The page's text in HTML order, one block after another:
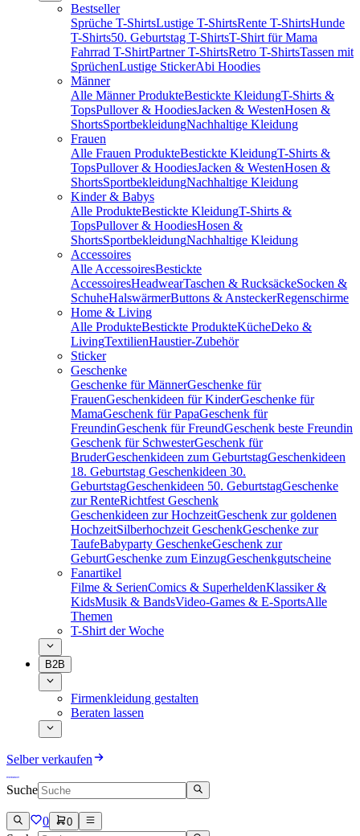
Bestseller
Sprüche T-ShirtsLustige T-ShirtsRente T-ShirtsHunde
T-Shirts50. Geburtstag T-ShirtsT-Shirt für Mama
Fahrrad T-ShirtPartner T-ShirtsRetro T-ShirtsTassen mit
SprüchenLustige StickerAbi Hoodies
Männer
Alle Männer ProdukteBestickte KleidungT-Shirts &
TopsPullover & HoodiesJacken & WestenHosen &
ShortsSportbekleidungNachhaltige Kleidung
Frauen
Alle Frauen ProdukteBestickte KleidungT-Shirts &
TopsPullover & HoodiesJacken & WestenHosen &
ShortsSportbekleidungNachhaltige Kleidung
Kinder & Babys
Alle ProdukteBestickte KleidungT-Shirts &
TopsPullover & HoodiesHosen &
ShortsSportbekleidungNachhaltige Kleidung
Accessoires
Alle AccessoiresBestickte
AccessoiresHeadwearTaschen & RucksäckeSocken &
SchuheHalswärmerButtons & AnsteckerRegenschirme
Home & Living
Alle ProdukteBestickte ProdukteKücheDeko &
LivingTextilienHaustier-Zubehör
Sticker
Geschenke
Geschenke für MännerGeschenke für
FrauenGeschenkideen für KinderGeschenke für
MamaGeschenk für PapaGeschenk für
FreundinGeschenk für FreundGeschenk beste Freundin
Geschenk für SchwesterGeschenk für
BruderGeschenkideen zum GeburtstagGeschenkideen
18. Geburtstag Geschenkideen 30.
GeburtstagGeschenkideen 50. GeburtstagGeschenke
zur RenteRichtfest Geschenk
Geschenkideen zur HochzeitGeschenk zur goldenen
HochzeitSilberhochzeit GeschenkGeschenke zur
TaufeBabyparty GeschenkeGeschenk zur
GeburtGeschenke zum EinzugGeschenkgutscheine
Fanartikel
Filme & SerienComics & SuperheldenKlassiker &
KidsMusik & BandsVideo-Games & E-SportsAlle
Themen
T-Shirt der Woche
B2B
Firmenkleidung gestalten
Beraten lassen
Selber verkaufen
Suche
0 0